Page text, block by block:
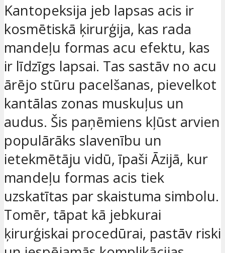
Kantopeksija jeb lapsas acis ir
kosmētiskā ķirurģija, kas rada
mandeļu formas acu efektu, kas
ir līdzīgs lapsai. Tas sastāv no acu
ārējo stūru pacelšanas, pievelkot
kantālas zonas muskuļus un
audus. Šis paņēmiens kļūst arvien
populārāks slavenību un
ietekmētāju vidū, īpaši Āzijā, kur
mandeļu formas acis tiek
uzskatītas par skaistuma simbolu.
Tomēr, tāpat kā jebkurai
ķirurģiskai procedūrai, pastāv riski